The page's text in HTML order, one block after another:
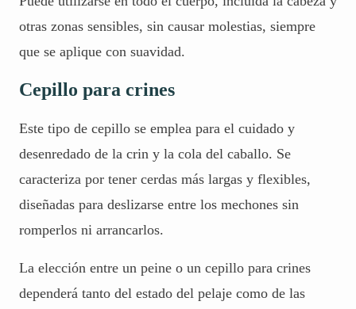
otras zonas sensibles, sin causar molestias, siempre
que se aplique con suavidad.
Cepillo para crines
Este tipo de cepillo se emplea para el cuidado y
desenredado de la crin y la cola del caballo. Se
caracteriza por tener cerdas más largas y flexibles,
diseñadas para deslizarse entre los mechones sin
romperlos ni arrancarlos.
La elección entre un peine o un cepillo para crines
dependerá tanto del estado del pelaje como de las